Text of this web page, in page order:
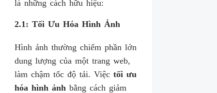
là những cách hữu hiệu:
2.1: Tối Ưu Hóa Hình Ảnh
Hình ảnh thường chiếm phần lớn
dung lượng của một trang web,
làm chậm tốc độ tải. Việc tối ưu
hóa hình ảnh bằng cách giảm